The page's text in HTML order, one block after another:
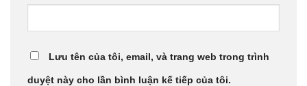
Lưu tên của tôi, email, và trang web trong trình
duyệt này cho lần bình luận kế tiếp của tôi.